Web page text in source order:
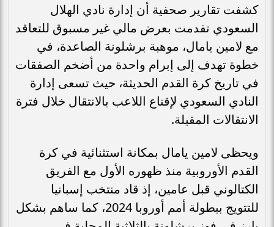
كشفت تقارير صحفية أن إدارة نادي الهلال
السعودي تقدمت بعرض مالي غير مسبوق للتعاقد
مع لامين يامال، موهبة برشلونة الصاعدة، في
خطوة تهدف إلى إبرام واحدة من أضخم الصفقات
في تاريخ كرة القدم الحديثة، حيث تسعى إدارة
النادي السعودي لإقناع اللاعب بالانتقال خلال فترة
الانتقالات المقبلة.
ويحظى لامين يامال بمكانة استثنائية في كرة
القدم الأوروبية منذ ظهوره الأول مع الفريق
الكتالوني قبل عامين، إذ قاد منتخب إسبانيا
للتتويج ببطولة أمم أوروبا 2024، كما ساهم بشكل